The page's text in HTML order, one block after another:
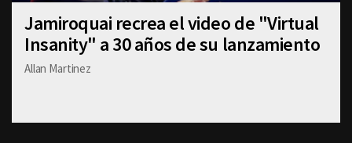
Jamiroquai recrea el video de "Virtual
Insanity" a 30 años de su lanzamiento
Allan Martinez